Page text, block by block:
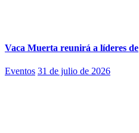
Vaca Muerta reunirá a líderes de
Eventos 31 de julio de 2026